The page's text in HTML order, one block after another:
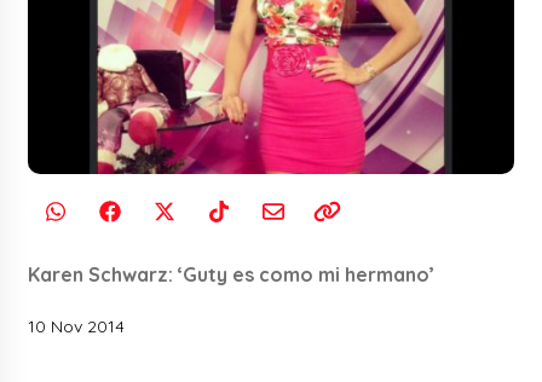
Karen Schwarz: ‘Guty es como mi hermano’
10 Nov 2014